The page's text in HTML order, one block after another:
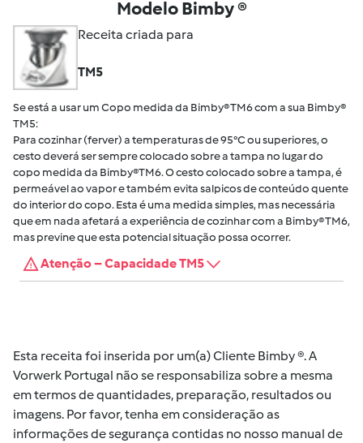
Modelo Bimby ®
Receita criada para
TM5
Se está a usar um Copo medida da Bimby® TM6 com a sua Bimby®
TM5:
Para cozinhar (ferver) a temperaturas de 95°C ou superiores, o
cesto deverá ser sempre colocado sobre a tampa no lugar do
copo medida da Bimby®TM6. O cesto colocado sobre a tampa, é
permeável ao vapor e também evita salpicos de conteúdo quente
do interior do copo. Esta é uma medida simples, mas necessária
que em nada afetará a experiência de cozinhar com a Bimby® TM6,
mas previne que esta potencial situação possa ocorrer.
Atenção – Capacidade TM5
Esta receita foi inserida por um(a) Cliente Bimby ®. A
Vorwerk Portugal não se responsabiliza sobre a mesma
em termos de quantidades, preparação, resultados ou
imagens. Por favor, tenha em consideração as
informações de segurança contidas no nosso manual de